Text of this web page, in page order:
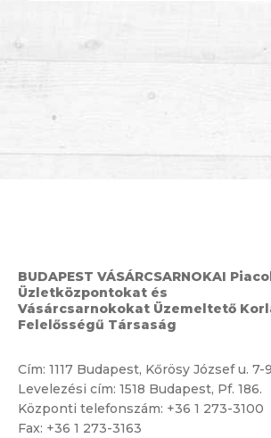
BUDAPEST VÁSÁRCSARNOKAI
Üzletközpontokat és
Vásárcsarnokokat Üzemeltető
Felelősségű Társaság
Cím: 1117 Budapest, Kőrösy József u. 7-
Levelezési cím: 1518 Budapest, Pf. 186.
Központi telefonszám: +36 1 273-3100
Fax: +36 1 273-3163